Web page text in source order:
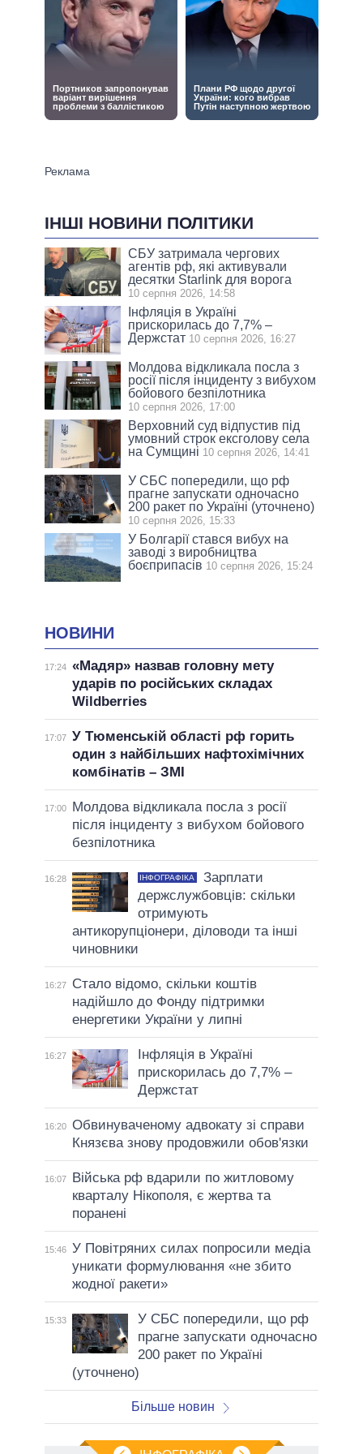
ІНШІ НОВИНИ ПОЛІТИКИ
СБУ затримала чергових
агентів рф, які активували
десятки Starlink для ворога
10 серпня 2026, 14:58
Інфляція в Україні
прискорилась до 7,7% –
Держстат 10 серпня 2026, 16:27
Молдова відкликала посла з
росії після інциденту з вибухом
бойового безпілотника
10 серпня 2026, 17:00
Верховний суд відпустив під
умовний строк ексголову села
на Сумщині 10 серпня 2026, 14:41
У СБС попередили, що рф
прагне запускати одночасно
200 ракет по Україні (уточнено)
10 серпня 2026, 15:33
У Болгарії стався вибух на
заводі з виробництва
боєприпасів 10 серпня 2026, 15:24
НОВИНИ
17:24 «Мадяр» назвав головну мету
ударів по російських складах
Wildberries
17:07 У Тюменській області рф горить
один з найбільших нафтохімічних
комбінатів – ЗМІ
17:00
Молдова відкликала посла з росії
після інциденту з вибухом бойового
безпілотника
16:28 ІНФОГРАФІКА
Зарплати
держслужбовців: скільки
отримують
антикорупціонери, діловоди та інші
чиновники
16:27
Стало відомо, скільки коштів
надійшло до Фонду підтримки
енергетики України у липні
16:27
Інфляція в Україні
прискорилась до 7,7% –
Держстат
16:20 Обвинуваченому адвокату зі справи
Князєва знову продовжили обов'язки
16:07
Війська рф вдарили по житловому
кварталу Нікополя, є жертва та
поранені
15:46 У Повітряних силах попросили медіа
уникати формулювання «не збито
жодної ракети»
15:33
У СБС попередили, що рф
прагне запускати одночасно
200 ракет по Україні
(уточнено)
Більше новин